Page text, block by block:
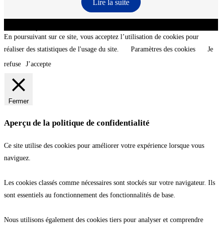
Lire la suite
En poursuivant sur ce site, vous acceptez l’utilisation de cookies pour
réaliser des statistiques de l'usage du site.
Paramètres des cookies
Je
refuse
J’accepte
Fermer
Aperçu de la politique de confidentialité
Ce site utilise des cookies pour améliorer votre expérience lorsque vous
naviguez.
Les cookies classés comme nécessaires sont stockés sur votre navigateur. Ils
sont essentiels au fonctionnement des fonctionnalités de base.
Nous utilisons également des cookies tiers pour analyser et comprendre